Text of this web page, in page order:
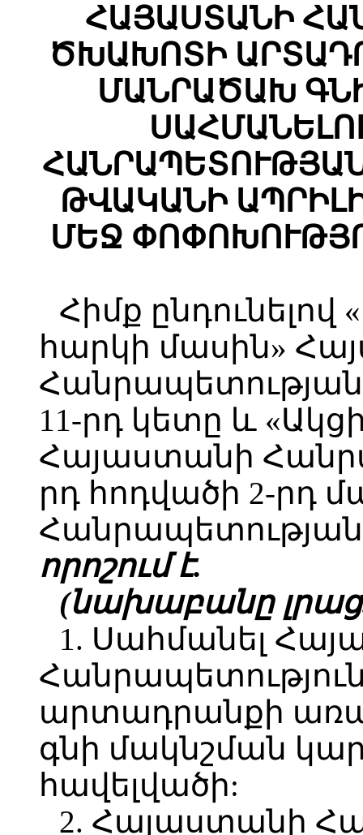
ՀԱՅԱՍՏԱՆԻ
ԾԽԱԽՈՏԻ
ՄԱՆՐԱԾԱԽ
ԹՎԱԿԱՆԻ ԱՊՐԻԼԻ
ՄԵՋ
Հիմք
հարկի մասին»
Հանրապետության
11-րդ կետը և
Հայաստանի
րդ հոդվածի 2-րդ
Հանրապետության
որոշում է.
(նախաբանը լրաց.
1. Սահմանել
արտադրանքի
գնի մակնշման
հավելվածի:
2. Հայաստանի